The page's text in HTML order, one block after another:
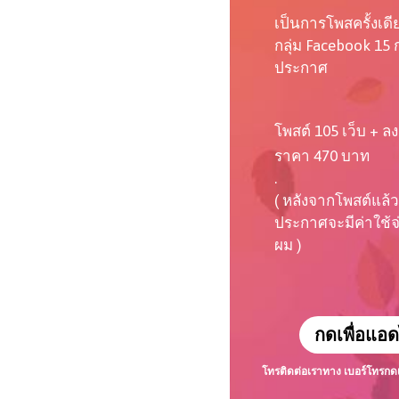
เป็นการโพสครั้งเดี
กลุ่ม Facebook
ประกาศ
โพสต์ 105 เว็บ + ล
ราคา 470 บาท
.
( หลังจากโพสต์แล้
ประกาศจะมีค่าใช้
ผม )
กดเพื่อแอ
โทรติดต่อเราทาง เบอร์โทรกด